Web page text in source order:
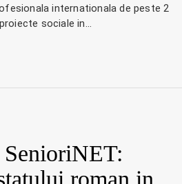
internationala de peste 2
sociale in…